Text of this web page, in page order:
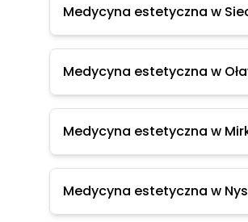
Medycyna estetyczna w
Medycyna estetyczna w
Medycyna estetyczna w
Medycyna estetyczna w